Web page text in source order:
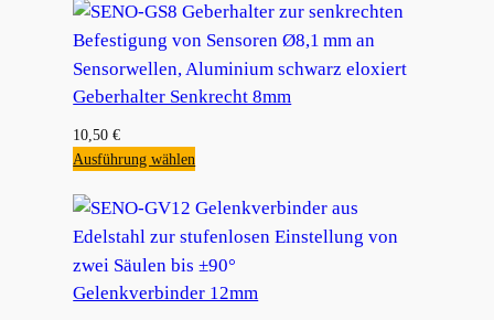
Geberhalter Senkrecht 8mm
10,50€
Ausführung wählen
Gelenkverbinder 12mm